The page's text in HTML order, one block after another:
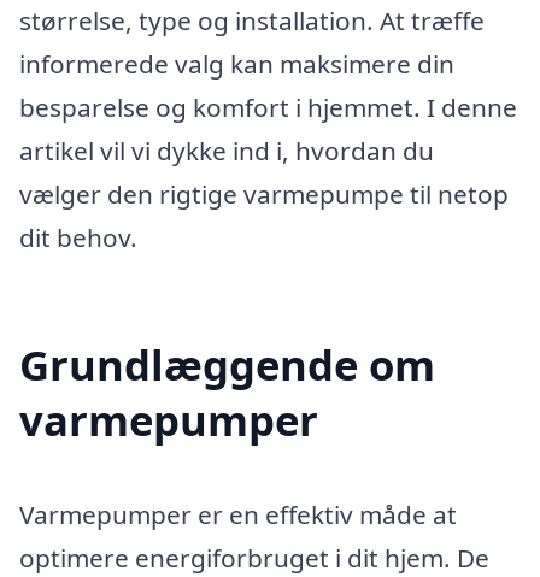
størrelse, type og installation. At træffe
informerede valg kan maksimere din
besparelse og komfort i hjemmet. I denne
artikel vil vi dykke ind i, hvordan du
vælger den rigtige varmepumpe til netop
dit behov.
Grundlæggende om
varmepumper
Varmepumper er en effektiv måde at
optimere energiforbruget i dit hjem. De